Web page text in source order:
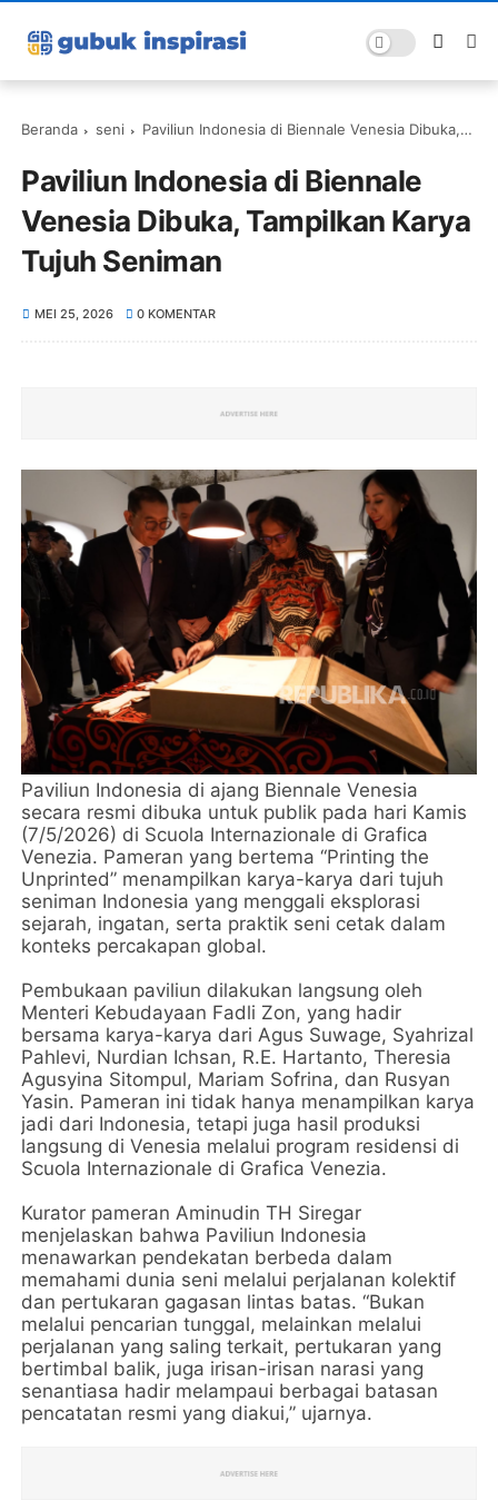
Beranda seni Paviliun Indonesia di Biennale Venesia Dibuka, Tampilkan Karya Tujuh Seniman
Paviliun Indonesia di Biennale
Venesia Dibuka, Tampilkan Karya
Tujuh Seniman
MEI 25, 2026 0 KOMENTAR
Paviliun Indonesia di ajang Biennale Venesia
secara resmi dibuka untuk publik pada hari Kamis
(7/5/2026) di Scuola Internazionale di Grafica
Venezia. Pameran yang bertema “Printing the
Unprinted” menampilkan karya-karya dari tujuh
seniman Indonesia yang menggali eksplorasi
sejarah, ingatan, serta praktik seni cetak dalam
konteks percakapan global.
Pembukaan paviliun dilakukan langsung oleh
Menteri Kebudayaan Fadli Zon, yang hadir
bersama karya-karya dari Agus Suwage, Syahrizal
Pahlevi, Nurdian Ichsan, R.E. Hartanto, Theresia
Agusyina Sitompul, Mariam Sofrina, dan Rusyan
Yasin. Pameran ini tidak hanya menampilkan karya
jadi dari Indonesia, tetapi juga hasil produksi
langsung di Venesia melalui program residensi di
Scuola Internazionale di Grafica Venezia.
Kurator pameran Aminudin TH Siregar
menjelaskan bahwa Paviliun Indonesia
menawarkan pendekatan berbeda dalam
memahami dunia seni melalui perjalanan kolektif
dan pertukaran gagasan lintas batas. “Bukan
melalui pencarian tunggal, melainkan melalui
perjalanan yang saling terkait, pertukaran yang
bertimbal balik, juga irisan-irisan narasi yang
senantiasa hadir melampaui berbagai batasan
pencatatan resmi yang diakui,” ujarnya.